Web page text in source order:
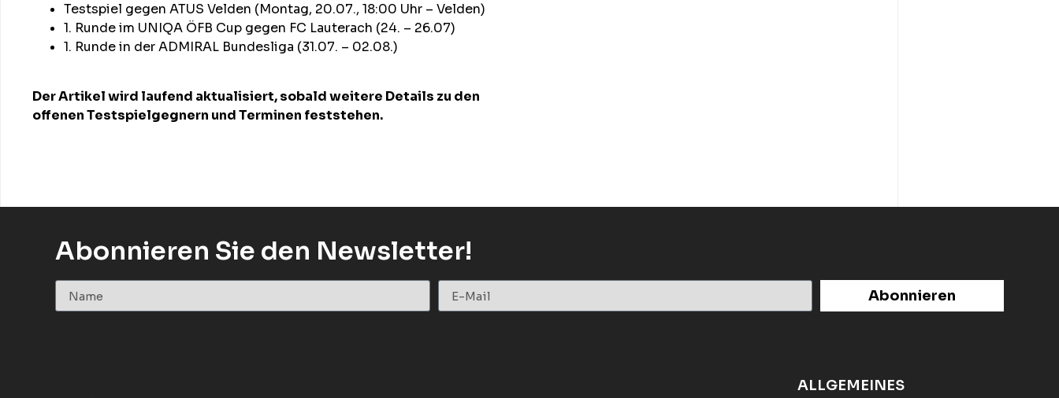
Testspiel gegen ATUS Velden (Montag, 20.07., 18:00 Uhr – Velden)
1. Runde im UNIQA ÖFB Cup gegen FC Lauterach (24. – 26.07)
1. Runde in der ADMIRAL Bundesliga (31.07. – 02.08.)
Der Artikel wird laufend aktualisiert, sobald weitere Details zu den
offenen Testspielgegnern und Terminen feststehen.
Abonnieren Sie den Newsletter!
Abonnieren
ALLGEMEINES